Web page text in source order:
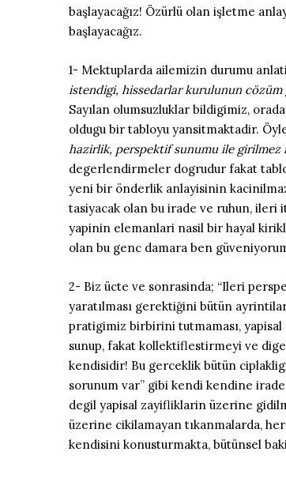
başlayacağız! Özürlü olan işletme
başlayacağız.
1- Mektuplarda ailemizin durumu
istendigi, hissedarlar kurulunun
Sayılan olumsuzluklar bildigimiz,
oldugu bir tabloyu yansitmaktadir.
hazirlik, perspektif sunumu ile girilmez
degerlendirmeler dogrudur fakat
yeni bir önderlik anlayisinin
tasiyacak olan bu irade ve ruhun, ileri
yapinin elemanlari nasil bir hayal
olan bu genc damara ben
2- Biz ücte ve sonrasinda; “Ileri
yaratılması gerektiğini bütün
pratigimiz birbirini tutmaması,
sunup, fakat kollektiflestirmeyi ve
kendisidir! Bu gerceklik bütün
sorunum var” gibi kendi kendine
degil yapisal zayifliklarin üzerine
üzerine cikilamayan tıkanmalarda,
kendisini konusturmakta, bütünsel